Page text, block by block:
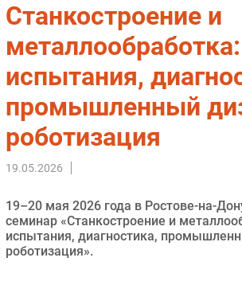
Импорто­замещение
Автоматизация Промышленности
Интернет
Фиксированная связь
Интеграция
Рынок ПК
Торговые сети
Оборудование
ПО
Станкостроение и
металлообработка:
испытания,
промышленный
роботизация
19.05.2026
19–20 мая 2026 года в Ростове-на-
семинар «Станкостроение и
испытания, диагностика,
роботизация».